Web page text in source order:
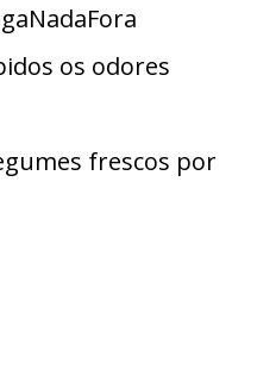
os odores
frescos por